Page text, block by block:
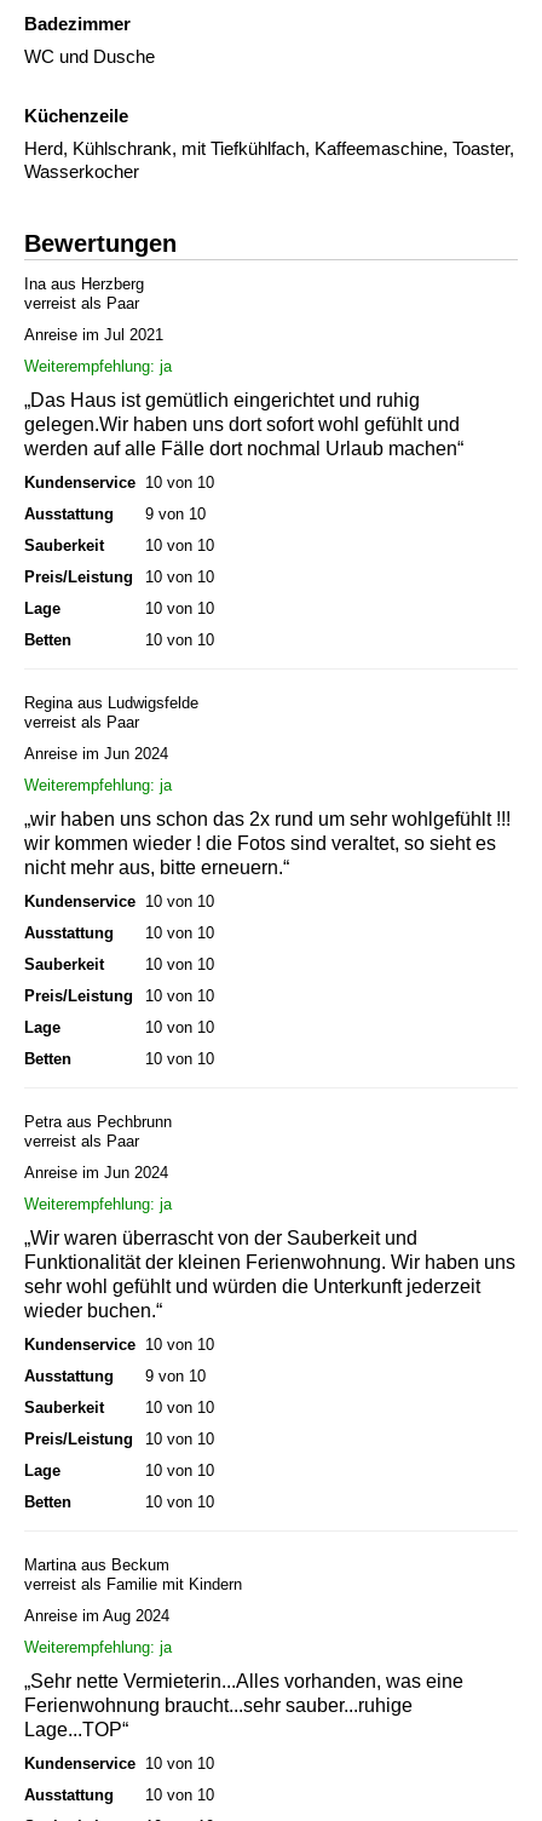
Badezimmer
WC und Dusche
Küchenzeile
Herd, Kühlschrank, mit Tiefkühlfach, Kaffeemaschine, Toaster,
Wasserkocher
Bewertungen
Ina aus Herzberg
verreist als Paar
Anreise im Jul 2021
Weiterempfehlung: ja
„Das Haus ist gemütlich eingerichtet und ruhig
gelegen.Wir haben uns dort sofort wohl gefühlt und
werden auf alle Fälle dort nochmal Urlaub machen“
Kundenservice 10 von 10
Ausstattung
9 von 10
Sauberkeit
10 von 10
Preis/Leistung
10 von 10
Lage
10 von 10
Betten
10 von 10
Regina aus Ludwigsfelde
verreist als Paar
Anreise im Jun 2024
Weiterempfehlung: ja
„wir haben uns schon das 2x rund um sehr wohlgefühlt !!!
wir kommen wieder ! die Fotos sind veraltet, so sieht es
nicht mehr aus, bitte erneuern.“
Kundenservice 10 von 10
Ausstattung
10 von 10
Sauberkeit
10 von 10
Preis/Leistung
10 von 10
Lage
10 von 10
Betten
10 von 10
Petra aus Pechbrunn
verreist als Paar
Anreise im Jun 2024
Weiterempfehlung: ja
„Wir waren überrascht von der Sauberkeit und
Funktionalität der kleinen Ferienwohnung. Wir haben uns
sehr wohl gefühlt und würden die Unterkunft jederzeit
wieder buchen.“
Kundenservice 10 von 10
Ausstattung
9 von 10
Sauberkeit
10 von 10
Preis/Leistung
10 von 10
Lage
10 von 10
Betten
10 von 10
Martina aus Beckum
verreist als Familie mit Kindern
Anreise im Aug 2024
Weiterempfehlung: ja
„Sehr nette Vermieterin...Alles vorhanden, was eine
Ferienwohnung braucht...sehr sauber...ruhige
Lage...TOP“
Kundenservice 10 von 10
Ausstattung
10 von 10